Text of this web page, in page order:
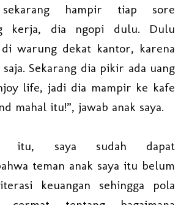
sekarang hampir tiap sore
kerja, dia ngopi dulu. Dulu
di warung dekat kantor, karena
saja. Sekarang dia pikir ada uang
life, jadi dia mampir ke kafe
mahal itu!”, jawab anak saya.
itu, saya sudah dapat
teman anak saya itu belum
keuangan sehingga pola